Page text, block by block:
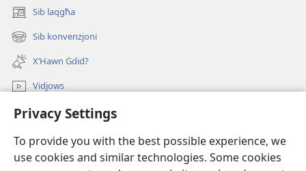
Privacy Settings
To provide you with the best possible experience, we
use cookies and similar technologies. Some cookies
Sib laqgħa
(opens
new
window)
Sib konvenzjoni
(opens
new
window)
X’Hawn Ġdid?
Vidjows
Fittex f’JW.ORG
Donazzjonijiet
(opens
new